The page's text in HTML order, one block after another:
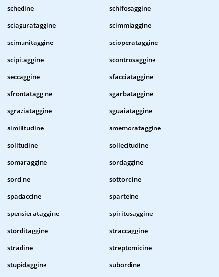
schedine
schifosaggine
sciagurataggine
scimmiaggine
scimunitaggine
scioperataggine
scipitaggine
scontrosaggine
seccaggine
sfacciataggine
sfrontataggine
sgarbataggine
sgraziataggine
sguaiataggine
similitudine
smemorataggine
solitudine
sollecitudine
somaraggine
sordaggine
sordine
sottordine
spadaccine
sparteine
spensierataggine
spiritosaggine
storditaggine
straccaggine
stradine
streptomicine
stupidaggine
subordine